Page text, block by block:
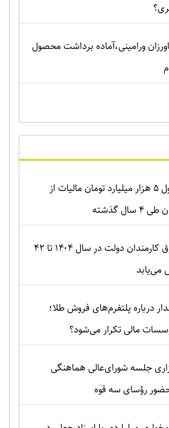
ورامینی،آماده برداشت محصول
وصول ۵ هزار میلیارد تومان مالیات از
گذشته
حقوق کارمندان دولت در سال ۱۴۰۴ تا ۴۲
می‌یابد
درباره پلتفرم‌های فروش طلا؛
مالی تکرار می‌شود؟
جلسه شورای‌عالی هماهنگی
رؤسای سه قوه